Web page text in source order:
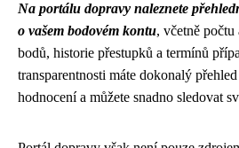
Na portálu dopravy naleznete
o vašem bodovém kontu, včetně
bodů, historie přestupků a termínů
transparentnosti máte dokonalý
hodnocení a můžete snadno sledovat